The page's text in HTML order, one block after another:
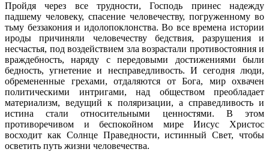
Пройдя через все трудности, Господь принес надежду
падшему человеку, спасение человечеству, погруженному во
тьму беззакония и идолопоклонства. Во все времена истории
ироды причиняли человечеству бедствия, разрушения и
несчастья, под воздействием зла возрастали противостояния и
враждебность, наряду с передовыми достижениями были
бедность, угнетение и несправедливость. И сегодня люди,
обремененные грехами, отдаляются от Бога, мир охвачен
политическими интригами, над обществом преобладает
материализм, ведущий к поляризации, а справедливость и
истина стали относительными ценностями. В этом
противоречивом и беспокойном мире Иисус Христос
восходит как Солнце Праведности, истинный Свет, чтобы
осветить путь жизни человечества.